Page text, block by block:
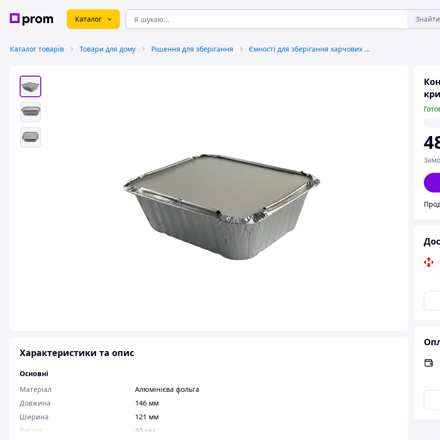
Каталог Знайти
Каталог товарів Товари для дому Рішення для зберігання Ємності для зберігання харчових продуктів
Характеристики та опис
Основні
Матеріал
Алюмінієва фольга
Довжина
146 мм
Ширина
121 мм
Висота
40 мм